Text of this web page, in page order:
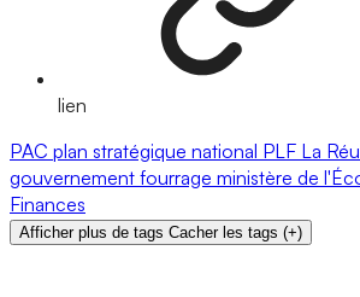
lien
PAC plan stratégique national PLF La
gouvernement fourrage ministère de
Finances
Afficher plus de tags Cacher les tags (+)